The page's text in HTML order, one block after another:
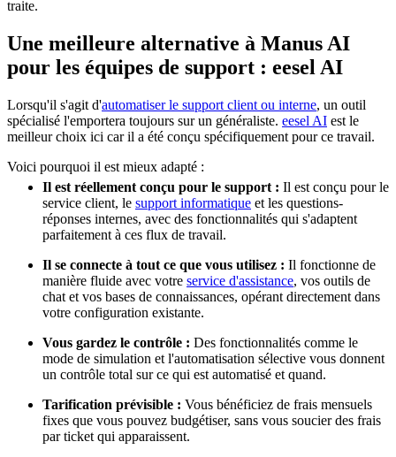
traite.
Une meilleure alternative à Manus AI
pour les équipes de support : eesel AI
Lorsqu'il s'agit d'automatiser le support client ou interne, un outil
spécialisé l'emportera toujours sur un généraliste. eesel AI est le
meilleur choix ici car il a été conçu spécifiquement pour ce travail.
Voici pourquoi il est mieux adapté :
Il est réellement conçu pour le support : Il est conçu pour le
service client, le support informatique et les questions-
réponses internes, avec des fonctionnalités qui s'adaptent
parfaitement à ces flux de travail.
Il se connecte à tout ce que vous utilisez : Il fonctionne de
manière fluide avec votre service d'assistance, vos outils de
chat et vos bases de connaissances, opérant directement dans
votre configuration existante.
Vous gardez le contrôle : Des fonctionnalités comme le
mode de simulation et l'automatisation sélective vous donnent
un contrôle total sur ce qui est automatisé et quand.
Tarification prévisible : Vous bénéficiez de frais mensuels
fixes que vous pouvez budgétiser, sans vous soucier des frais
par ticket qui apparaissent.